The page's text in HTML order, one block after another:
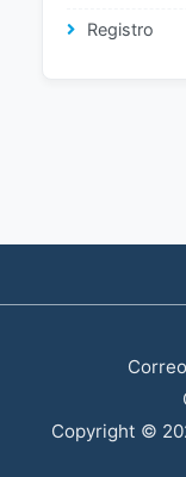
Registro
Copyright ©